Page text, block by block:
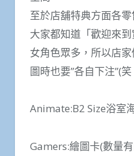
至於店舖特典方面各
大家都知道「歡迎來到
女角色眾多，所以店
圖時也要”各自下注”(笑
Animate:B2 Size浴室
Gamers:繪圖卡(數量